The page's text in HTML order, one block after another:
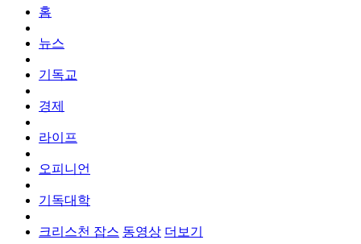
홈
뉴스
기독교
경제
라이프
오피니언
기독대학
크리스천 잡스 동영상 더보기